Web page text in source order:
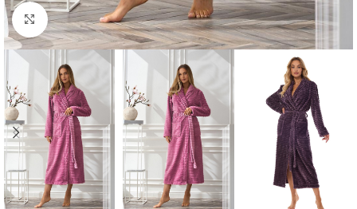
Click to enlarge